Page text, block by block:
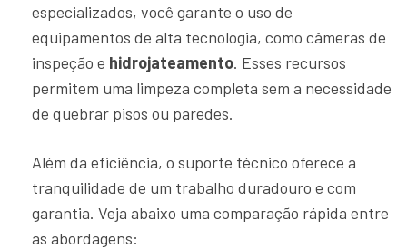
especializados, você garante o uso de
equipamentos de alta tecnologia, como câmeras de
inspeção e hidrojateamento. Esses recursos
permitem uma limpeza completa sem a necessidade
de quebrar pisos ou paredes.
Além da eficiência, o suporte técnico oferece a
tranquilidade de um trabalho duradouro e com
garantia. Veja abaixo uma comparação rápida entre
as abordagens: